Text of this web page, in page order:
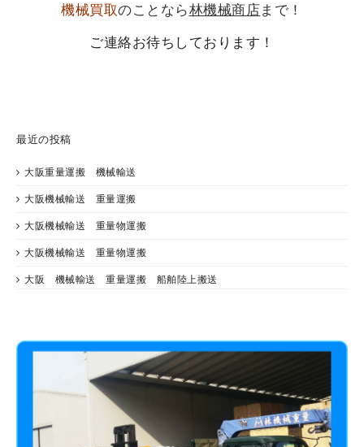
機械買取のことなら林機械商店まで！
ご連絡お待ちしております！
最近の投稿
大阪重量運搬 機械輸送
大阪機械輸送 重量運搬
大阪機械輸送 重量物運搬
大阪機械輸送 重量物運搬
大阪 機械輸送 重量運搬 船舶陸上搬送